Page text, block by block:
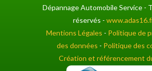
Dépannage Automobile Service -
réservés -
Mentions Légales - Politique de
des données - Politique des
Création et référencement